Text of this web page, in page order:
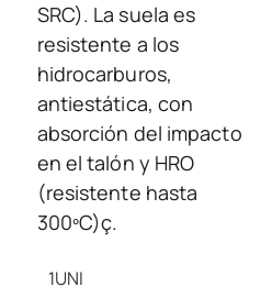
SRC). La suela es
resistente a los
hidrocarburos,
antiestática, con
absorción del impacto
en el talón y HRO
(resistente hasta
300ºC)ç.
1UNI